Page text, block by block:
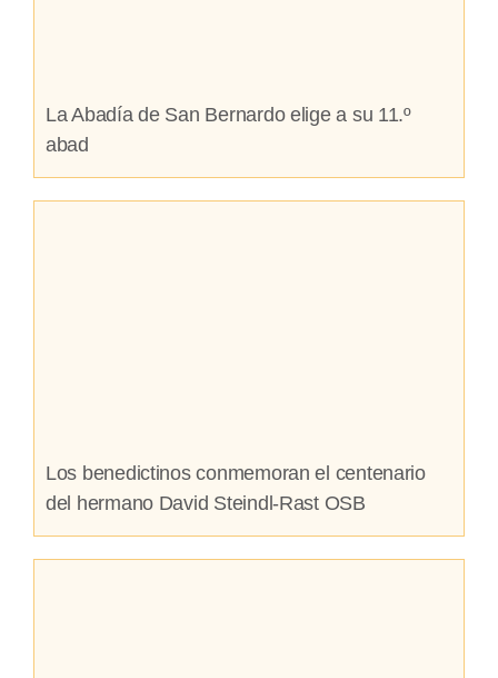
La Abadía de San Bernardo elige a su 11.º
abad
Los benedictinos conmemoran el centenario
del hermano David Steindl-Rast OSB